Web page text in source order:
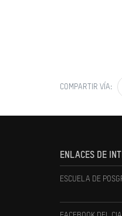
COMPARTIR VÍA:
ENLACES DE
ESCUELA DE